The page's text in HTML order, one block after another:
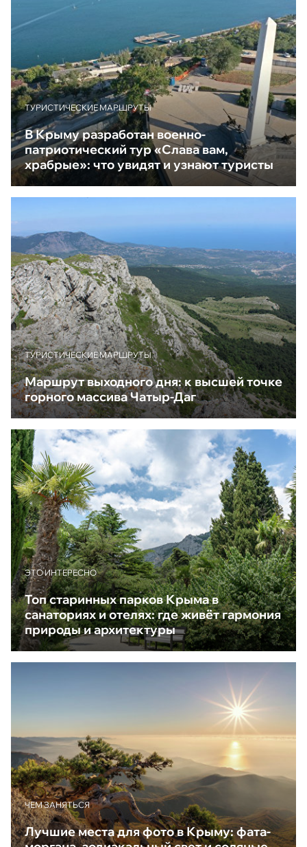
ТУРИСТИЧЕСКИЕ МАРШРУТЫ
В Крыму разработан военно-
патриотический тур «Слава вам,
храбрые»: что увидят и узнают туристы
ТУРИСТИЧЕСКИЕ МАРШРУТЫ
Маршрут выходного дня: к высшей точке
горного массива Чатыр-Даг
ЭТО ИНТЕРЕСНО
Топ старинных парков Крыма в
санаториях и отелях: где живёт гармония
природы и архитектуры
ЧЕМ ЗАНЯТЬСЯ
Лучшие места для фото в Крыму: фата-